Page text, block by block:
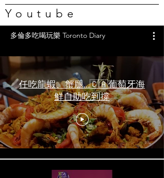
Youtube
多倫多吃喝玩樂 Toronto Diary
任吃龍蝦、蟹腿…🇨🇦葡萄牙海
鮮自助吃到撐